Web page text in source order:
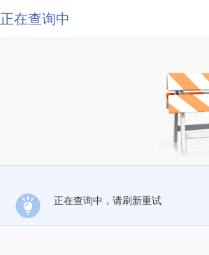
正在查询中
正在查询中，请刷新重试